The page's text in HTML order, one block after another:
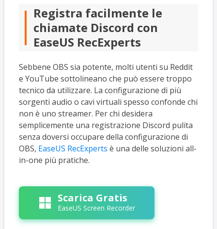
Registra facilmente le
chiamate Discord con
EaseUS RecExperts
Sebbene OBS sia potente, molti utenti su Reddit
e YouTube sottolineano che può essere troppo
tecnico da utilizzare. La configurazione di più
sorgenti audio o cavi virtuali spesso confonde chi
non è uno streamer. Per chi desidera
semplicemente una registrazione Discord pulita
senza doversi occupare della configurazione di
OBS, EaseUS RecExperts è una delle soluzioni all-
in-one più pratiche.
Scarica Gratis
EaseUS Screen Recorder